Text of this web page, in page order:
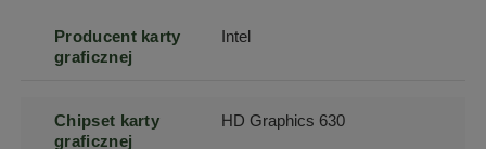
Producent karty
graficznej
Intel
Chipset karty
graficznej
HD Graphics 630